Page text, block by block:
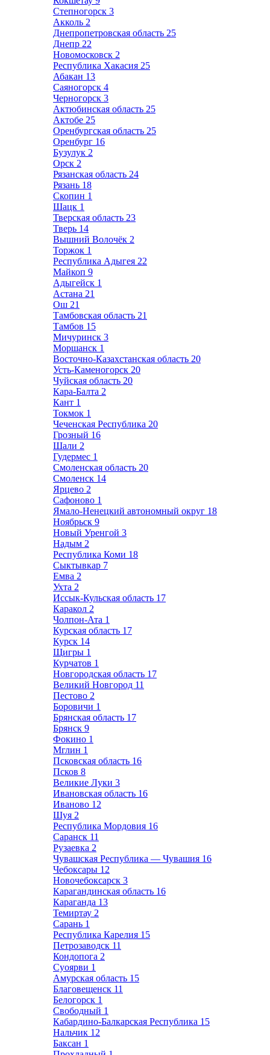
Степногорск 3
Акколь 2
Днепропетровская область 25
Днепр 22
Новомосковск 2
Республика Хакасия 25
Абакан 13
Саяногорск 4
Черногорск 3
Актюбинская область 25
Актобе 25
Оренбургская область 25
Оренбург 16
Бузулук 2
Орск 2
Рязанская область 24
Рязань 18
Скопин 1
Шацк 1
Тверская область 23
Тверь 14
Вышний Волочёк 2
Торжок 1
Республика Адыгея 22
Майкоп 9
Адыгейск 1
Астана 21
Ош 21
Тамбовская область 21
Тамбов 15
Мичуринск 3
Моршанск 1
Восточно-Казахстанская область 20
Усть-Каменогорск 20
Чуйская область 20
Кара-Балта 2
Кант 1
Токмок 1
Чеченская Республика 20
Грозный 16
Шали 2
Гудермес 1
Смоленская область 20
Смоленск 14
Ярцево 2
Сафоново 1
Ямало-Ненецкий автономный округ 18
Ноябрьск 9
Новый Уренгой 3
Надым 2
Республика Коми 18
Сыктывкар 7
Емва 2
Ухта 2
Иссык-Кульская область 17
Каракол 2
Чолпон-Ата 1
Курская область 17
Курск 14
Щигры 1
Курчатов 1
Новгородская область 17
Великий Новгород 11
Пестово 2
Боровичи 1
Брянская область 17
Брянск 9
Фокино 1
Мглин 1
Псковская область 16
Псков 8
Великие Луки 3
Ивановская область 16
Иваново 12
Шуя 2
Республика Мордовия 16
Саранск 11
Рузаевка 2
Чувашская Республика — Чувашия 16
Чебоксары 12
Новочебоксарск 3
Карагандинская область 16
Караганда 13
Темиртау 2
Сарань 1
Республика Карелия 15
Петрозаводск 11
Кондопога 2
Суоярви 1
Амурская область 15
Благовещенск 11
Белогорск 1
Свободный 1
Кабардино-Балкарская Республика 15
Нальчик 12
Баксан 1